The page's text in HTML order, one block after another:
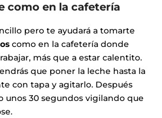
como en la cafetería
pero te ayudará a tomarte
como en la cafetería donde
más que a estar calentito.
que poner la leche hasta la
con tapa y agitarlo. Después
unos 30 segundos vigilando que